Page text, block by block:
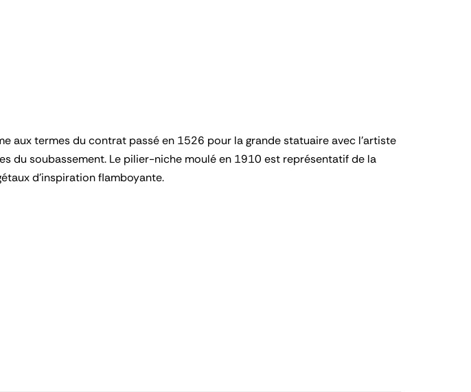
aux termes du contrat passé en 1526 pour la grande statuaire avec l'artiste
du soubassement. Le pilier-niche moulé en 1910 est représentatif de la
d'inspiration flamboyante.